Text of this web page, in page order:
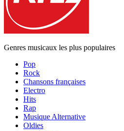
Genres musicaux les plus populaires
Pop
Rock
Chansons françaises
Electro
Hits
Rap
Musique Alternative
Oldies